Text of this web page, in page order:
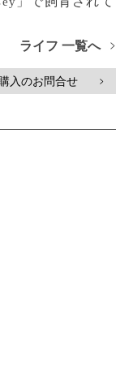
ライフ 一覧へ
>
入のお問合せ >